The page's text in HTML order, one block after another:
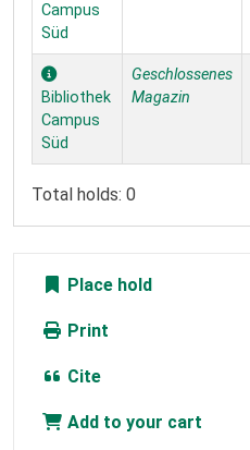
Campus
Süd
Bibliothek
Campus
Süd
Geschlossenes
Magazin
Total holds: 0
Place hold
Print
Cite
Add to your cart